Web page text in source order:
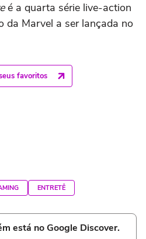
é a quarta série live-action
da Marvel a ser lançada no
favoritos
ENTRETÊ
está no Google Discover.